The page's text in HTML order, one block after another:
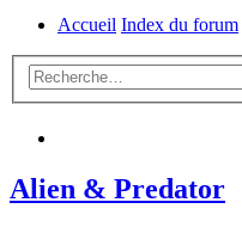
Accueil Index du forum
Alien & Predator